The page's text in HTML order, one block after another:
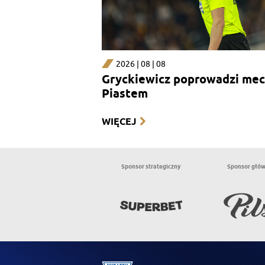
2026 | 08 | 08
Gryckiewicz poprowadzi
Piastem
WIĘCEJ
Sponsor strategiczny Sponsor